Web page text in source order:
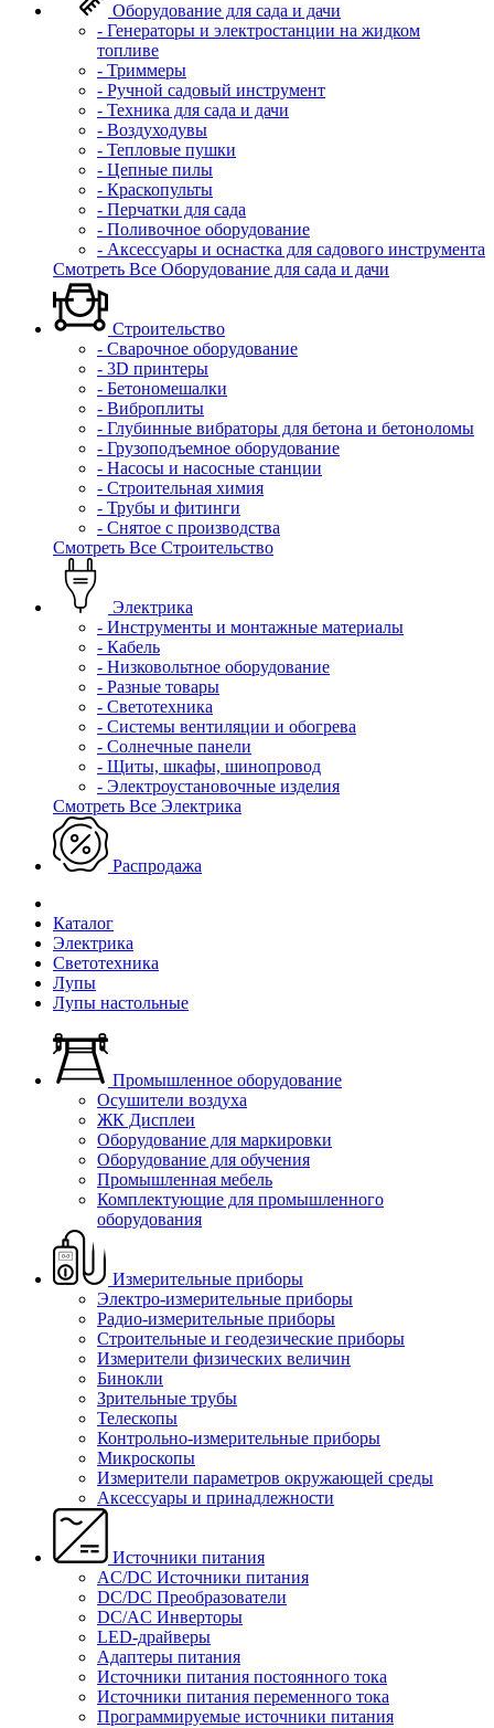
Оборудование для сада и дачи
- Генераторы и электростанции на жидком
топливе
- Триммеры
- Ручной садовый инструмент
- Техника для сада и дачи
- Воздуходувы
- Тепловые пушки
- Цепные пилы
- Краскопульты
- Перчатки для сада
- Поливочное оборудование
- Аксессуары и оснастка для садового инструмента
Смотреть Все Оборудование для сада и дачи
Строительство
- Сварочное оборудование
- 3D принтеры
- Бетономешалки
- Виброплиты
- Глубинные вибраторы для бетона и бетоноломы
- Грузоподъемное оборудование
- Насосы и насосные станции
- Строительная химия
- Трубы и фитинги
- Снятое с производства
Смотреть Все Строительство
Электрика
- Инструменты и монтажные материалы
- Кабель
- Низковольтное оборудование
- Разные товары
- Светотехника
- Системы вентиляции и обогрева
- Солнечные панели
- Щиты, шкафы, шинопровод
- Электроустановочные изделия
Смотреть Все Электрика
Распродажа
Каталог
Электрика
Светотехника
Лупы
Лупы настольные
Промышленное оборудование
Осушители воздуха
ЖК Дисплеи
Оборудование для маркировки
Оборудование для обучения
Промышленная мебель
Комплектующие для промышленного
оборудования
Измерительные приборы
Электро-измерительные приборы
Радио-измерительные приборы
Строительные и геодезические приборы
Измерители физических величин
Бинокли
Зрительные трубы
Телескопы
Контрольно-измерительные приборы
Микроскопы
Измерители параметров окружающей среды
Аксессуары и принадлежности
Источники питания
AC/DC Источники питания
DC/DC Преобразователи
DC/AC Инверторы
LED-драйверы
Адаптеры питания
Источники питания постоянного тока
Источники питания переменного тока
Программируемые источники питания